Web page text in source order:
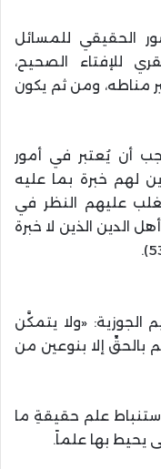
الحقيقي للمسائل
للإفتاء الصحيح،
مناطه، ومن ثم يكون
أن يُعتبر في أمور
لهم خبرة بما عليه
يغلب عليهم النظر في
الدين الذين لا خبرة
الجوزية: «ولا يتمكَّن
بالحقِّ إلا بنوعين من
علم حقيقةِ ما
يحيط بها علماً.